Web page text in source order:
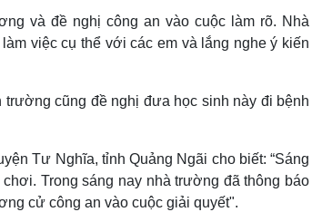
và đề nghị công an vào cuộc làm rõ. Nhà
việc cụ thể với các em và lắng nghe ý kiến
cũng đề nghị đưa học sinh này đi bệnh
Tư Nghĩa, tỉnh Quảng Ngãi cho biết: “Sáng
Trong sáng nay nhà trường đã thông báo
cử công an vào cuộc giải quyết".